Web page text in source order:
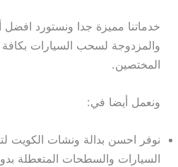
خدماتنا مميزة جدا ونستورد افضل
والمزدوجة لسحب السيارات
المختصين.
ونعمل أيضا في:
نوفر احسن بدالة ونشات الكويت
السيارات والسطحات المتعطلة